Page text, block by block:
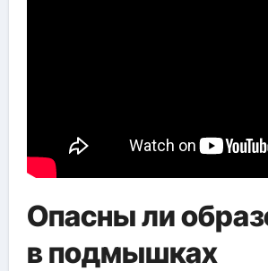
Опасны ли
в подмышках